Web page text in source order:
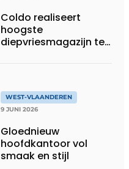
Coldo realiseert
hoogste
diepvriesmagazijn ter
technische innovatie
en schaalgrootte
WEST-VLAANDEREN
9 JUNI 2026
Gloednieuw
hoofdkantoor vol
smaak en stijl